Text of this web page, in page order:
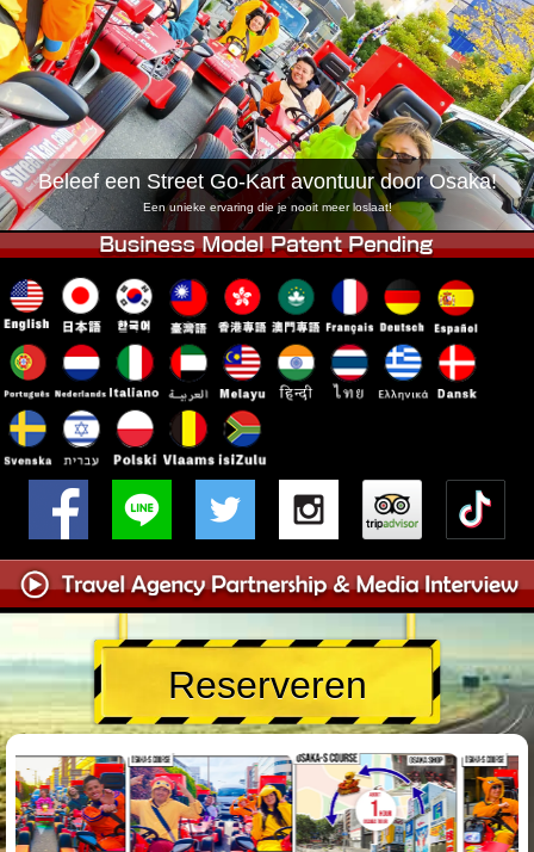
Vestiging Wijzigen
Tokio Shinagawa Tokio Akihabara#1
Tokio Akihabara#2 Tokio Shibuya
Tokio Shibuya Annex Tokio Baai
Tokio Asakusa Osaka
Okinawa
Beleef een Street Go-Kart avontuur door Osaka!
Een unieke ervaring die je nooit meer loslaat!
Reserveren